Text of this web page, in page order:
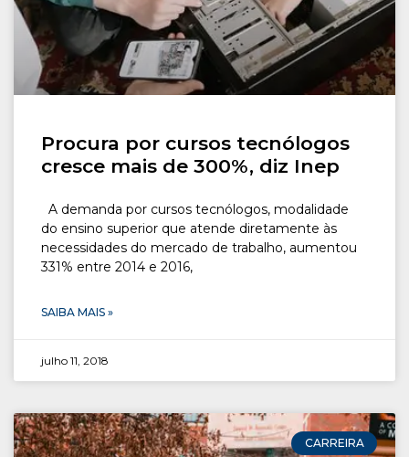
Procura por cursos tecnólogos
cresce mais de 300%, diz Inep
A demanda por cursos tecnólogos, modalidade
do ensino superior que atende diretamente às
necessidades do mercado de trabalho, aumentou
331% entre 2014 e 2016,
SAIBA MAIS »
julho 11, 2018
CARREIRA